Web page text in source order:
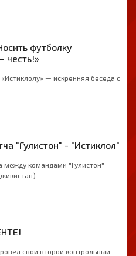
футболку
честь!»
— искренняя беседа с
"Гулистон" - "Истиклол"
между командами "Гулистон"
свой второй контрольный